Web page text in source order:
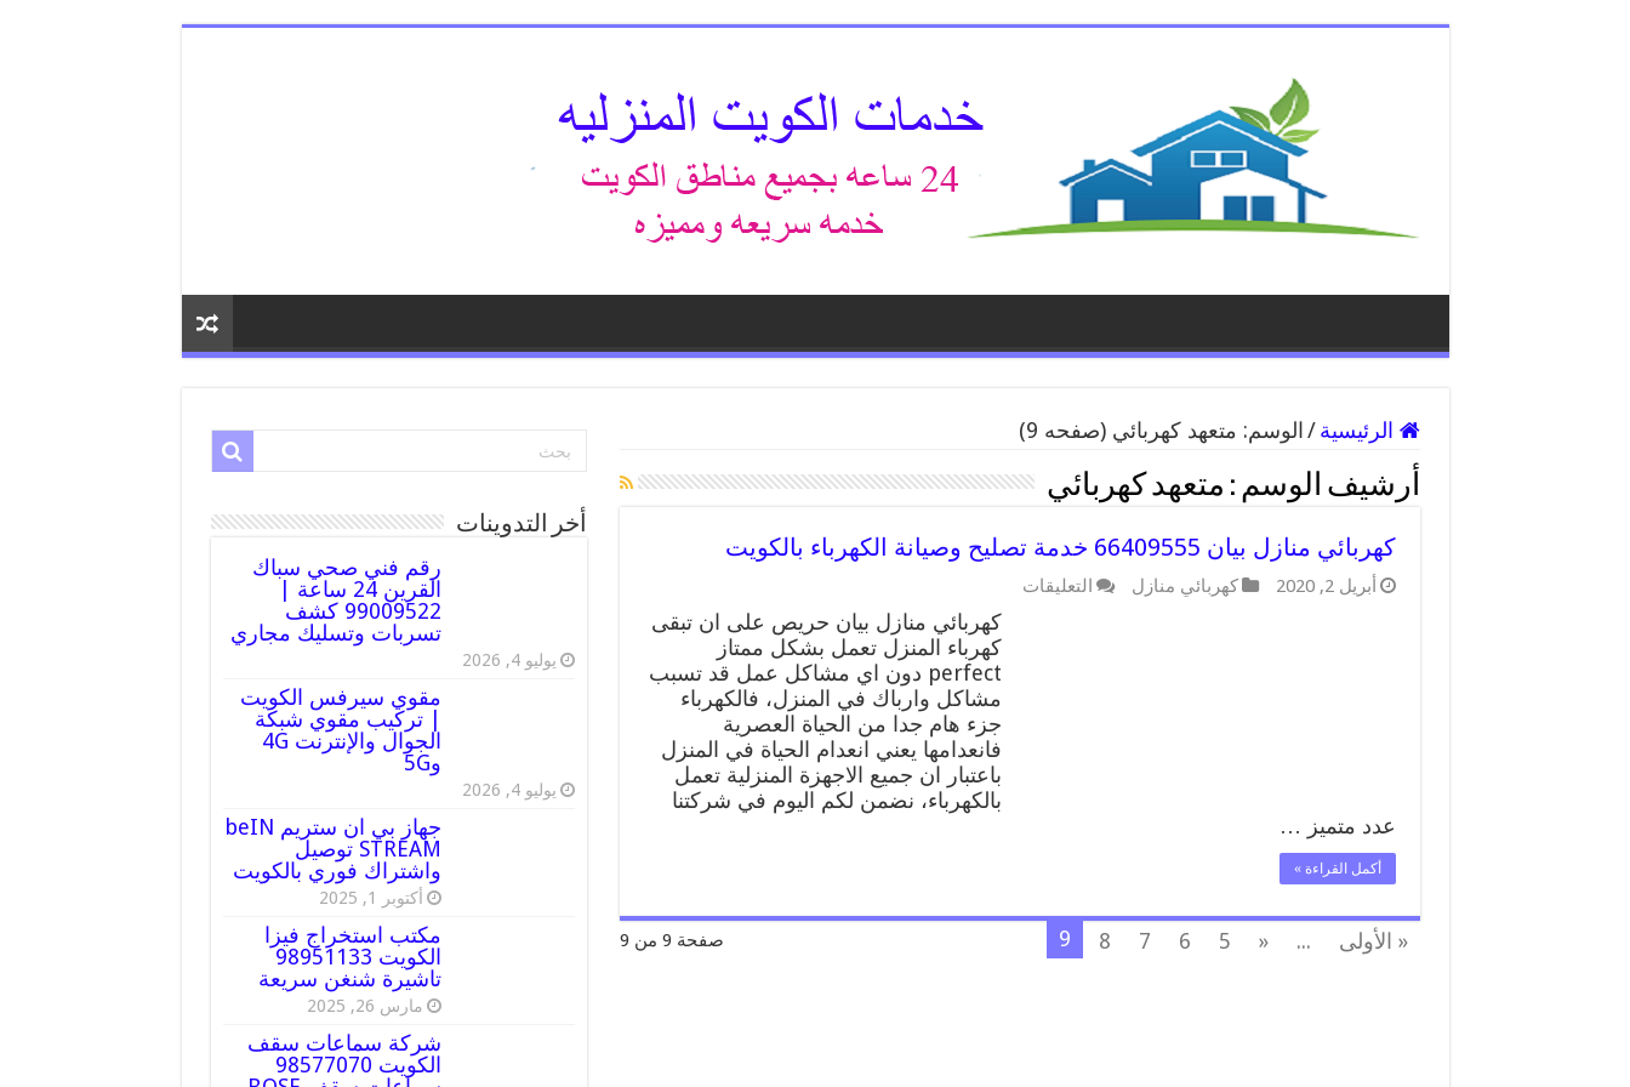
الرئيسية / الوسم: متعهد كهربائي (صفحه 9)
أرشيف الوسم : متعهد كهربائي
كهربائي منازل بيان 66409555 خدمة تصليح وصيانة الكهرباء بالكويت
أبريل 2, 2020 كهربائي منازل التعليقات
منازل
بيان
66409555
خدمة
تصليح
وصيانة
الكهرباء
بالكويت
مغلقة
كهربائي منازل بيان حريص على ان تبقى
كهرباء المنزل تعمل بشكل ممتاز
perfect دون اي مشاكل عمل قد تسبب
مشاكل وارباك في المنزل، فالكهرباء
جزء هام جدا من الحياة العصرية
فانعدامها يعني انعدام الحياة في المنزل
باعتبار ان جميع الاجهزة المنزلية تعمل
بالكهرباء، نضمن لكم اليوم في شركتنا
عدد متميز …
أكمل القراءة »
صفحة 9 من 9 « الأولى ...
«
5
6
7
8
9
أخر التدوينات
رقم فني صحي سباك
القرين 24 ساعة |
99009522 كشف
تسربات وتسليك مجاري
يوليو 4, 2026
مقوي سيرفس الكويت
| تركيب مقوي شبكة
الجوال والإنترنت 4G
و5G
يوليو 4, 2026
جهاز بي ان ستريم beIN
STREAM توصيل
واشتراك فوري بالكويت
أكتوبر 1, 2025
مكتب استخراج فيزا
الكويت 98951133
تاشيرة شنغن سريعة
مارس 26, 2025
شركة سماعات سقف
الكويت 98577070